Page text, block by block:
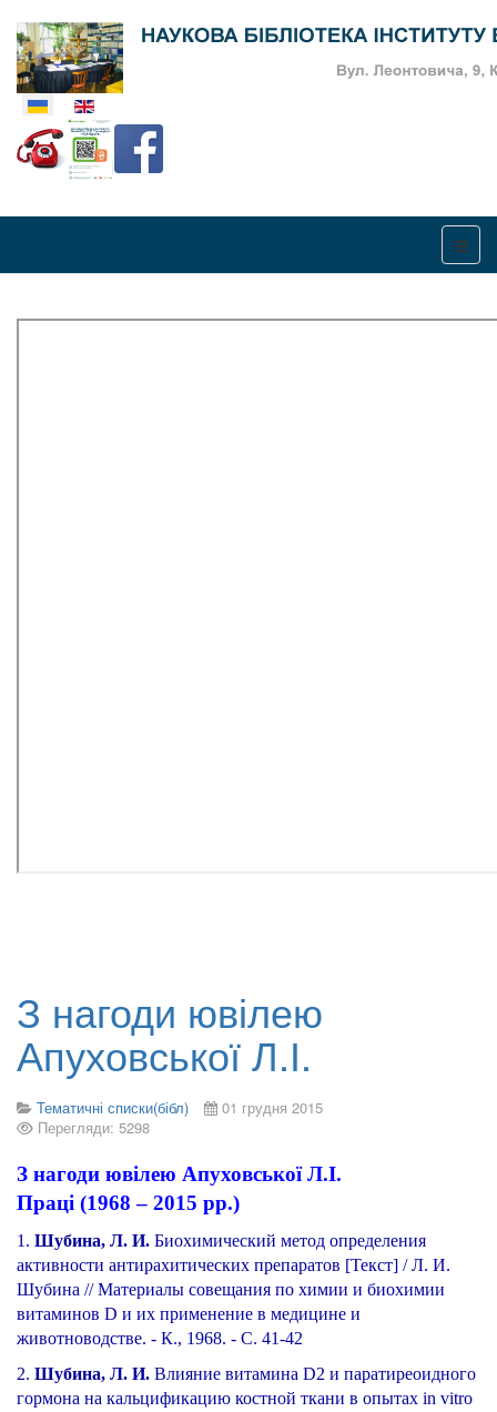
Оберіть свою мову
З нагоди ювілею
Апуховської Л.І.
Тематичні списки(бібл)
01 грудня 2015
Перегляди: 5298
З нагоди ювілею Апуховської Л.І.
Праці (1968 – 2015 рр.)
1. Шубина, Л. И. Биохимический метод определения
активности антирахитических препаратов [Текст] / Л. И.
Шубина // Материалы совещания по химии и биохимии
витаминов D и их применение в медицине и
животноводстве. - К., 1968. - С. 41-42
2. Шубина, Л. И. Влияние витамина D2 и паратиреоидного
гормона на кальцификацию костной ткани в опытах in vitro